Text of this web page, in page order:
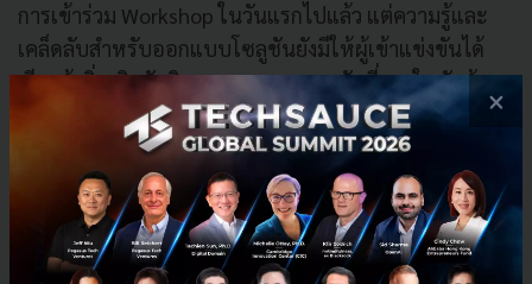
การเข้าร่วม Workshop ในวันแรกไปแล้ว แต่ความรู้และ
เคล็ดลับสำหรับออกแบบโซลูชันยังมีให้ผู้เข้าแข่งขันได้
เรียนรู้เพิ่มเติมกับกิจกรรม Workshop วันที่สองในหัวข้อ
B2B strategy to grow your business โดย คุณชาล เจริญ
พันธ์, ประธานเจ้าหน้าที่ฝ่ายกลยุทธ์, บริษัท เทคซอส
มีเดีย จำกัด
×